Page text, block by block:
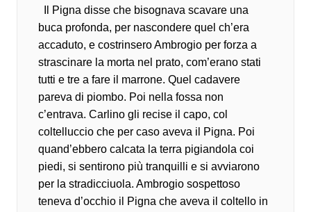
Il Pigna disse che bisognava scavare una
buca profonda, per nascondere quel ch’era
accaduto, e costrinsero Ambrogio per forza a
strascinare la morta nel prato, com’erano stati
tutti e tre a fare il marrone. Quel cadavere
pareva di piombo. Poi nella fossa non
c’entrava. Carlino gli recise il capo, col
coltelluccio che per caso aveva il Pigna. Poi
quand’ebbero calcata la terra pigiandola coi
piedi, si sentirono più tranquilli e si avviarono
per la stradicciuola. Ambrogio sospettoso
teneva d’occhio il Pigna che aveva il coltello in